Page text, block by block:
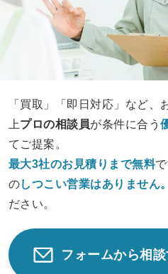
「買取」「即日対応」など
上プロの相談員が条件に合う
てご提案。
最大3社のお見積りまで無料
のしつこい営業はありません。
ださい。
フォームから相